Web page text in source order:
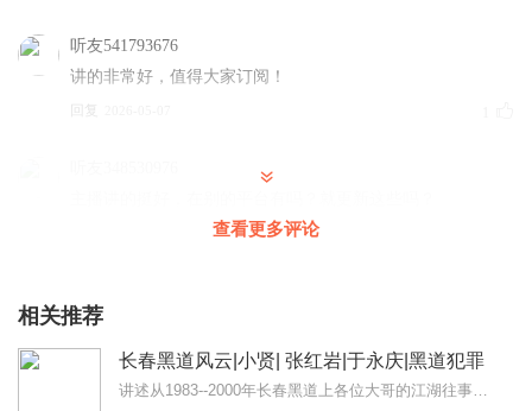
听友541793676
讲的非常好，值得大家订阅！
回复
查看更多评论
相关推荐
长春黑道风云|小贤| 张红岩|于永庆|黑道犯罪
讲述从1983--2000年长春黑道上各位大哥的江湖往事他们是如果从底层混到长春江湖大哥的位置在这十几年之中各位黑道大哥也是你方唱罢我登场